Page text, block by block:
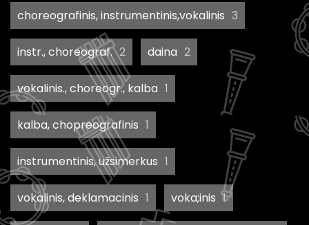
choreografinis, instrumentinis,vokalinis 3
instr., choreograf. 2 daina 2
vokalinis., choreogr., kalba 1
kalba, chopreografinis 1
instrumentinis, užsimerkus 1
vokalinis, deklamacinis 1 voka;inis 1